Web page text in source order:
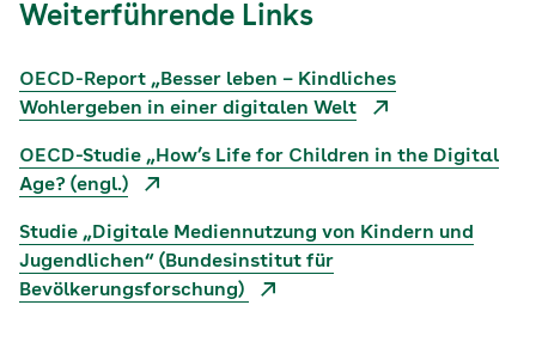
Weiterführende Links
OECD-Report „Besser leben – Kindliches
Wohlergeben in einer digitalen Welt
OECD-Studie „How’s Life for Children in the Digital
Age? (engl.)
Studie „Digitale Mediennutzung von Kindern und
Jugendlichen“ (Bundesinstitut für
Bevölkerungsforschung)